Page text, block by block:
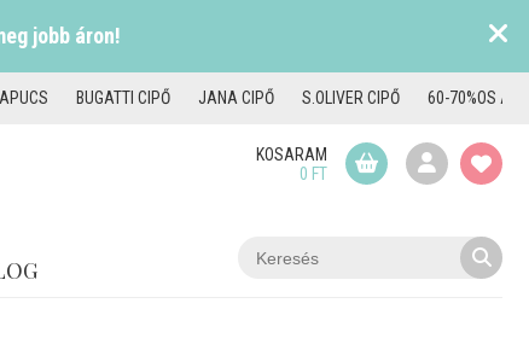
jobb áron!
BUGATTI CIPŐ JANA CIPŐ S.OLIVER CIPŐ 60-70%OS
KOSARAM
0 FT